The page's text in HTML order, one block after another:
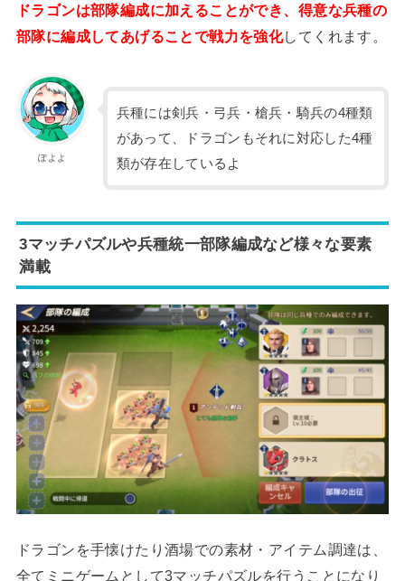
ドラゴンは部隊編成に加えることができ、得意な兵種の
部隊に編成してあげることで戦力を強化してくれます。
ぽよよ
兵種には剣兵・弓兵・槍兵・騎兵の4種類
があって、ドラゴンもそれに対応した4種
類が存在しているよ
3マッチパズルや兵種統一部隊編成など様々な要素
満載
ドラゴンを手懐けたり酒場での素材・アイテム調達は、
全てミニゲームとして3マッチパズルを行うことになり